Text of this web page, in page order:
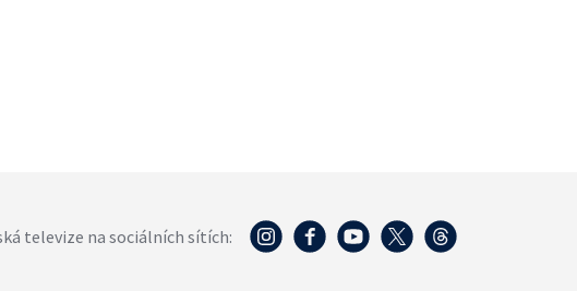
televize na sociálních sítích: